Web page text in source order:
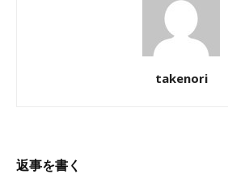
takenori
返事を書く